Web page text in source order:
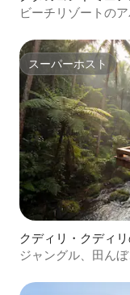
ビーチリゾートの
スーパーホスト
スーパーホスト
クディリ・クディ
ジャングル、田ん